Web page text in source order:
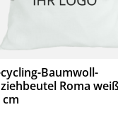
Baumwoll-
Roma
cm